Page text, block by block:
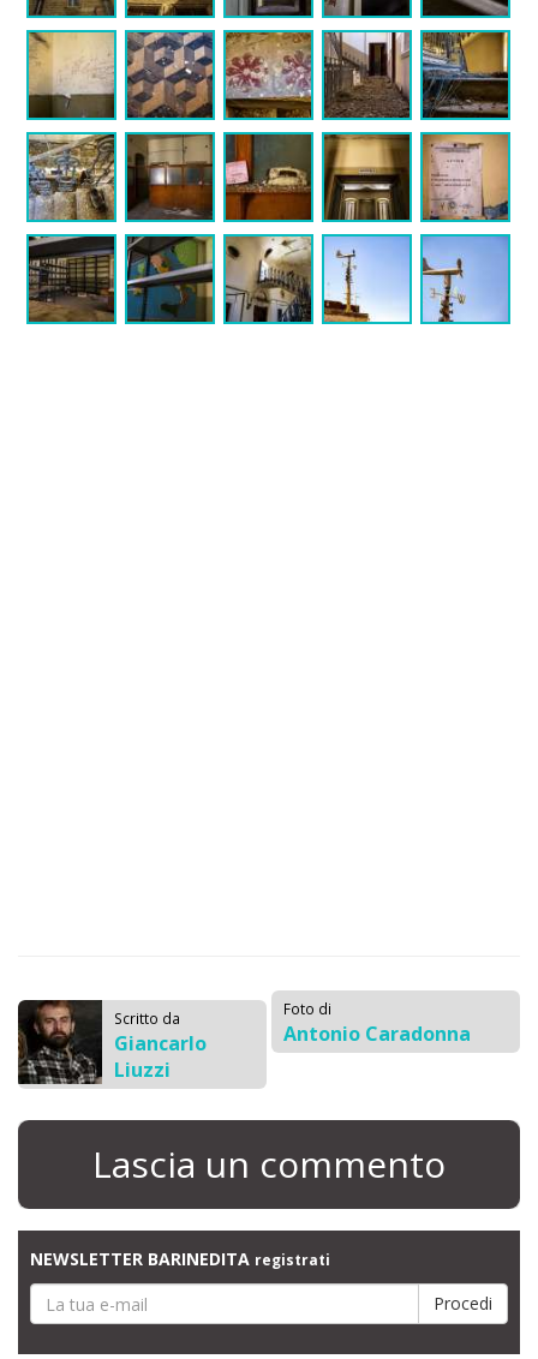
Scritto da
Giancarlo
Liuzzi
Foto di
Antonio Caradonna
Lascia un commento
NEWSLETTER BARINEDITA registrati